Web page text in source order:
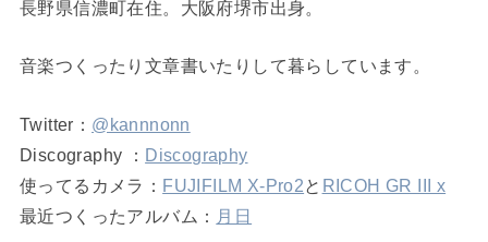
長野県信濃町在住。大阪府堺市出身。
音楽つくったり文章書いたりして暮らしています。
Twitter： @kannnonn
Discography ： Discography
使ってるカメラ： FUJIFILM X-Pro2と RICOH GR III x
最近つくったアルバム： 月日